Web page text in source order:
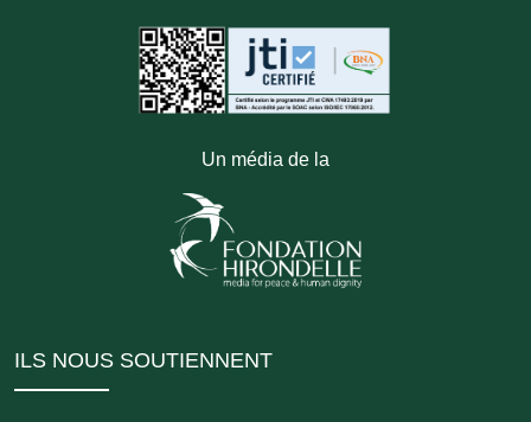
Un média de la
ILS NOUS SOUTIENNENT